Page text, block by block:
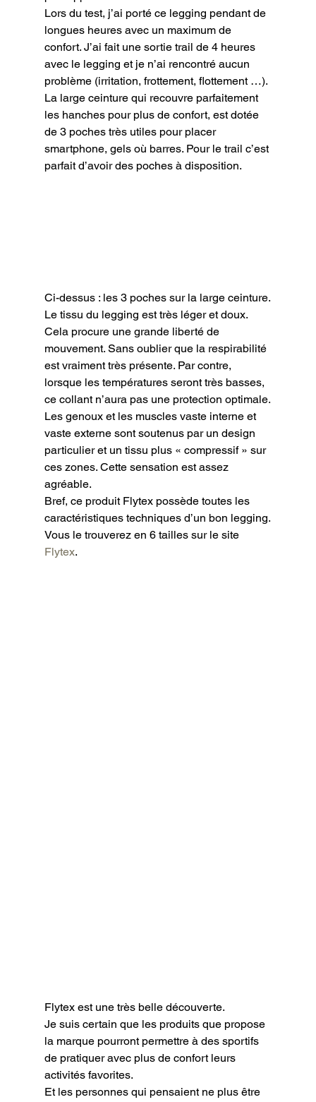
Lors du test, j’ai porté ce legging pendant de
longues heures avec un maximum de
confort. J’ai fait une sortie trail de 4 heures
avec le legging et je n’ai rencontré aucun
problème (irritation, frottement, flottement …).
La large ceinture qui recouvre parfaitement
les hanches pour plus de confort, est dotée
de 3 poches très utiles pour placer
smartphone, gels où barres. Pour le trail c’est
parfait d’avoir des poches à disposition.
Ci-dessus : les 3 poches sur la large ceinture.
Le tissu du legging est très léger et doux.
Cela procure une grande liberté de
mouvement. Sans oublier que la respirabilité
est vraiment très présente. Par contre,
lorsque les températures seront très basses,
ce collant n’aura pas une protection optimale.
Les genoux et les muscles vaste interne et
vaste externe sont soutenus par un design
particulier et un tissu plus « compressif » sur
ces zones. Cette sensation est assez
agréable.
Bref, ce produit Flytex possède toutes les
caractéristiques techniques d’un bon legging.
Vous le trouverez en 6 tailles sur le site
Flytex.
Flytex est une très belle découverte.
Je suis certain que les produits que propose
la marque pourront permettre à des sportifs
de pratiquer avec plus de confort leurs
activités favorites.
Et les personnes qui pensaient ne plus être